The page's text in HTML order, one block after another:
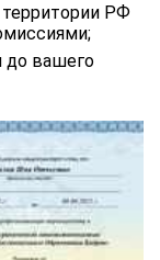
РФ
до вашего